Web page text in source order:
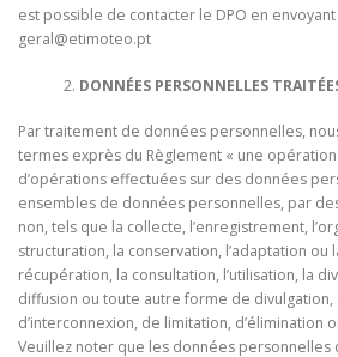
est possible de contacter le DPO en envoyant
geral@etimoteo.pt
DONNÉES PERSONNELLES
Par traitement de données personnelles,
termes exprès du Règlement « une
d’opérations effectuées sur des données
ensembles de données personnelles, par
non, tels que la collecte, l’enregistrement,
structuration, la conservation, l’adaptation ou
récupération, la consultation, l’utilisation, la
diffusion ou toute autre forme de
d’interconnexion, de limitation, d’élimination
Veuillez noter que les données personnelles